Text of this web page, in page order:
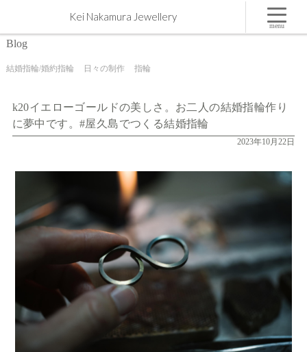
k20イエローゴールドの美しさ。お二人の結婚指輪作りに夢中です。#屋久島でつくる結婚指輪 |
屋久島,ジュエリー,オーダーメイドのマリッジリング（結婚・婚約指輪）制作 | Kei Nakamura
Kei Nakamura Jewellery
Blog
結婚指輪/婚約指輪 日々の制作 指輪
k20イエローゴールドの美しさ。お二人の結婚指輪作り
に夢中です。#屋久島でつくる結婚指輪
2023年10月22日
menu